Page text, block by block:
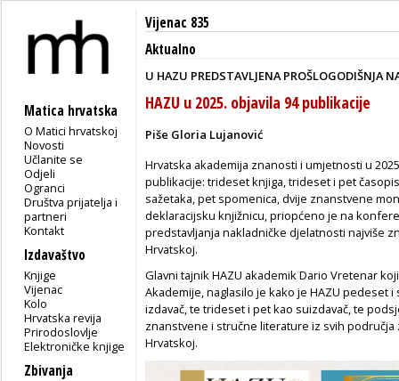
Matica hrvatska
O Matici hrvatskoj
Novosti
Učlanite se
Odjeli
Ogranci
Društva prijatelja i
partneri
Kontakt
Izdavaštvo
Knjige
Vijenac
Kolo
Hrvatska revija
Prirodoslovlje
Elektroničke knjige
Zbivanja
Vijenac 835
Aktualno
U HAZU PREDSTAVLJENA PROŠLOGODIŠNJA
HAZU u 2025. objavila 94 publikacije
Piše Gloria Lujanović
Hrvatska akademija znanosti i umjetnosti u
publikacije: trideset knjiga, trideset i pet
sažetaka, pet spomenica, dvije znanstvene
deklaracijsku knjižnicu, priopćeno je na
predstavljanja nakladničke djelatnosti najviše
Hrvatskoj.
Glavni tajnik HAZU akademik Dario Vretenar
Akademije, naglasilo je kako je HAZU pedeset
izdavač, te trideset i pet kao suizdavač, te
znanstvene i stručne literature iz svih
Hrvatskoj.